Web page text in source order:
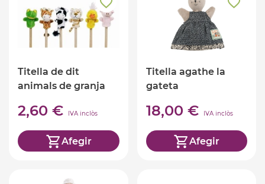
Titella de dit
animals de granja
2,60 € IVA inclòs
Afegir
Titella agathe la
gateta
18,00 € IVA inclòs
Afegir